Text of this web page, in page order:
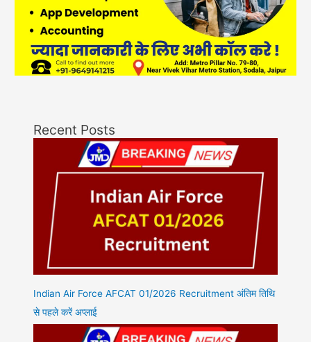
Recent Posts
Indian Air Force AFCAT 01/2026 Recruitment अंतिम तिथि
से पहले करें अप्लाई